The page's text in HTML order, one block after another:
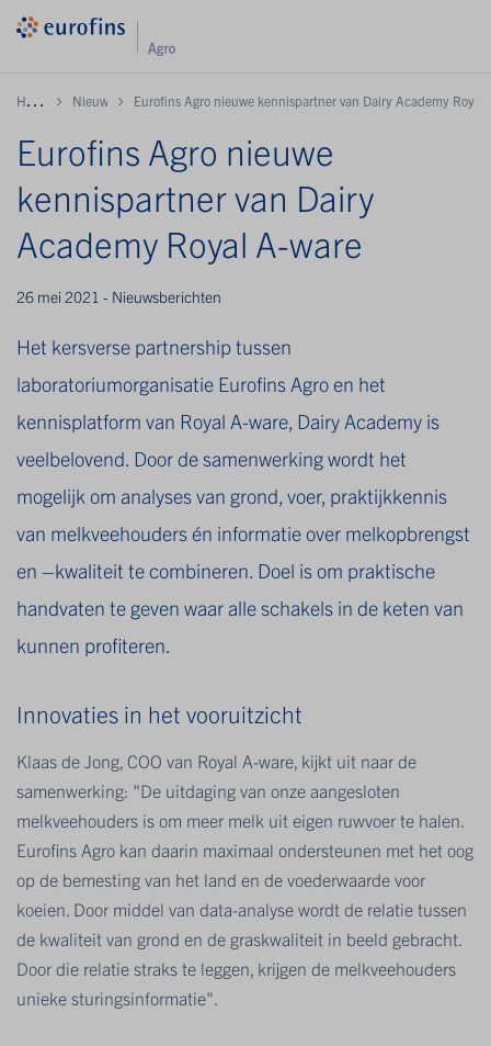
Nieuws Eurofins Agro nieuwe kennispartner van Dairy Academy Royal
Eurofins Agro nieuwe
kennispartner van Dairy
Academy Royal A-ware
26 mei 2021 - Nieuwsberichten
Het kersverse partnership tussen
laboratoriumorganisatie Eurofins Agro en het
kennisplatform van Royal A-ware, Dairy Academy is
veelbelovend. Door de samenwerking wordt het
mogelijk om analyses van grond, voer, praktijkkennis
van melkveehouders én informatie over melkopbrengst
en –kwaliteit te combineren. Doel is om praktische
handvaten te geven waar alle schakels in de keten van
kunnen profiteren.
Innovaties in het vooruitzicht
Klaas de Jong, COO van Royal A-ware, kijkt uit naar de
samenwerking: "De uitdaging van onze aangesloten
melkveehouders is om meer melk uit eigen ruwvoer te halen.
Eurofins Agro kan daarin maximaal ondersteunen met het oog
op de bemesting van het land en de voederwaarde voor
koeien. Door middel van data-analyse wordt de relatie tussen
de kwaliteit van grond en de graskwaliteit in beeld gebracht.
Door die relatie straks te leggen, krijgen de melkveehouders
unieke sturingsinformatie".